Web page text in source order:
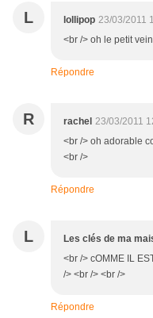
L lollipop 23/03/2011
<br /> oh le petit
Répondre
R rachel 23/03/2011
<br /> oh adorable
<br />
Répondre
L Les clés de ma
<br /> cOMME IL
/> <br /> <br />
Répondre